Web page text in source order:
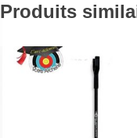
Produits